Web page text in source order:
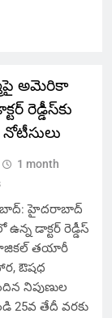
అమెరికా
రెడ్డీస్‌కు
1 month
హైదరాబాద్
డాక్టర్ రెడ్డీస్
తయారీ
ఔషధ
నిపుణుల
25వ తేదీ వరకు